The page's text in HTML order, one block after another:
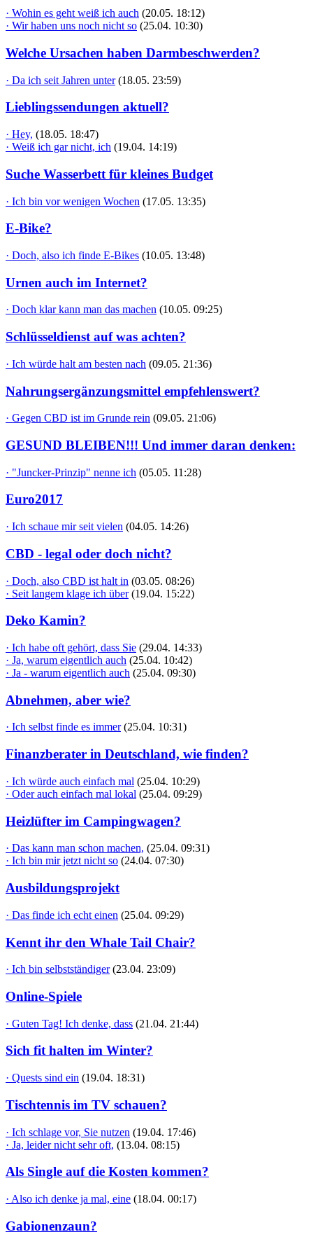
· Wohin es geht weiß ich auch (20.05. 18:12)
· Wir haben uns noch nicht so (25.04. 10:30)
Welche Ursachen haben Darmbeschwerden?
· Da ich seit Jahren unter (18.05. 23:59)
Lieblingssendungen aktuell?
· Hey, (18.05. 18:47)
· Weiß ich gar nicht, ich (19.04. 14:19)
Suche Wasserbett für kleines Budget
· Ich bin vor wenigen Wochen (17.05. 13:35)
E-Bike?
· Doch, also ich finde E-Bikes (10.05. 13:48)
Urnen auch im Internet?
· Doch klar kann man das machen (10.05. 09:25)
Schlüsseldienst auf was achten?
· Ich würde halt am besten nach (09.05. 21:36)
Nahrungsergänzungsmittel empfehlenswert?
· Gegen CBD ist im Grunde rein (09.05. 21:06)
GESUND BLEIBEN!!! Und immer daran denken:
· "Juncker-Prinzip" nenne ich (05.05. 11:28)
Euro2017
· Ich schaue mir seit vielen (04.05. 14:26)
CBD - legal oder doch nicht?
· Doch, also CBD ist halt in (03.05. 08:26)
· Seit langem klage ich über (19.04. 15:22)
Deko Kamin?
· Ich habe oft gehört, dass Sie (29.04. 14:33)
· Ja, warum eigentlich auch (25.04. 10:42)
· Ja - warum eigentlich auch (25.04. 09:30)
Abnehmen, aber wie?
· Ich selbst finde es immer (25.04. 10:31)
Finanzberater in Deutschland, wie finden?
· Ich würde auch einfach mal (25.04. 10:29)
· Oder auch einfach mal lokal (25.04. 09:29)
Heizlüfter im Campingwagen?
· Das kann man schon machen, (25.04. 09:31)
· Ich bin mir jetzt nicht so (24.04. 07:30)
Ausbildungsprojekt
· Das finde ich echt einen (25.04. 09:29)
Kennt ihr den Whale Tail Chair?
· Ich bin selbstständiger (23.04. 23:09)
Online-Spiele
· Guten Tag! Ich denke, dass (21.04. 21:44)
Sich fit halten im Winter?
· Quests sind ein (19.04. 18:31)
Tischtennis im TV schauen?
· Ich schlage vor, Sie nutzen (19.04. 17:46)
· Ja, leider nicht sehr oft, (13.04. 08:15)
Als Single auf die Kosten kommen?
· Also ich denke ja mal, eine (18.04. 00:17)
Gabionenzaun?